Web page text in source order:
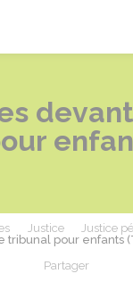
Justice
Justice
tribunal pour enfants
Partager